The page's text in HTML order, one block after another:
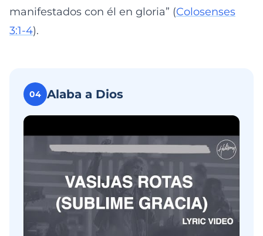
manifestados con él en gloria” (Colosenses
3:1-4).
04 Alaba a Dios